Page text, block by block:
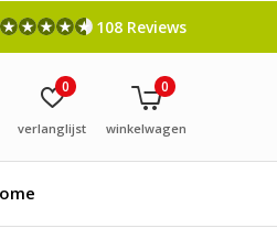
verlanglijst
0
winkelwagen
0
108 Reviews